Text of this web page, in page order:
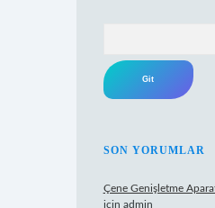
SON YORUMLAR
Çene Genişletme
için admin